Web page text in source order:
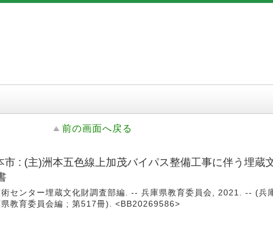
前の画面へ戻る
市 : (主)洲本五色線上加茂バイパス整備工事に伴う埋蔵
センター埋蔵文化財調査部編. -- 兵庫県教育委員会, 2021. -- (兵
教育委員会編 ; 第517冊). <BB20269586>